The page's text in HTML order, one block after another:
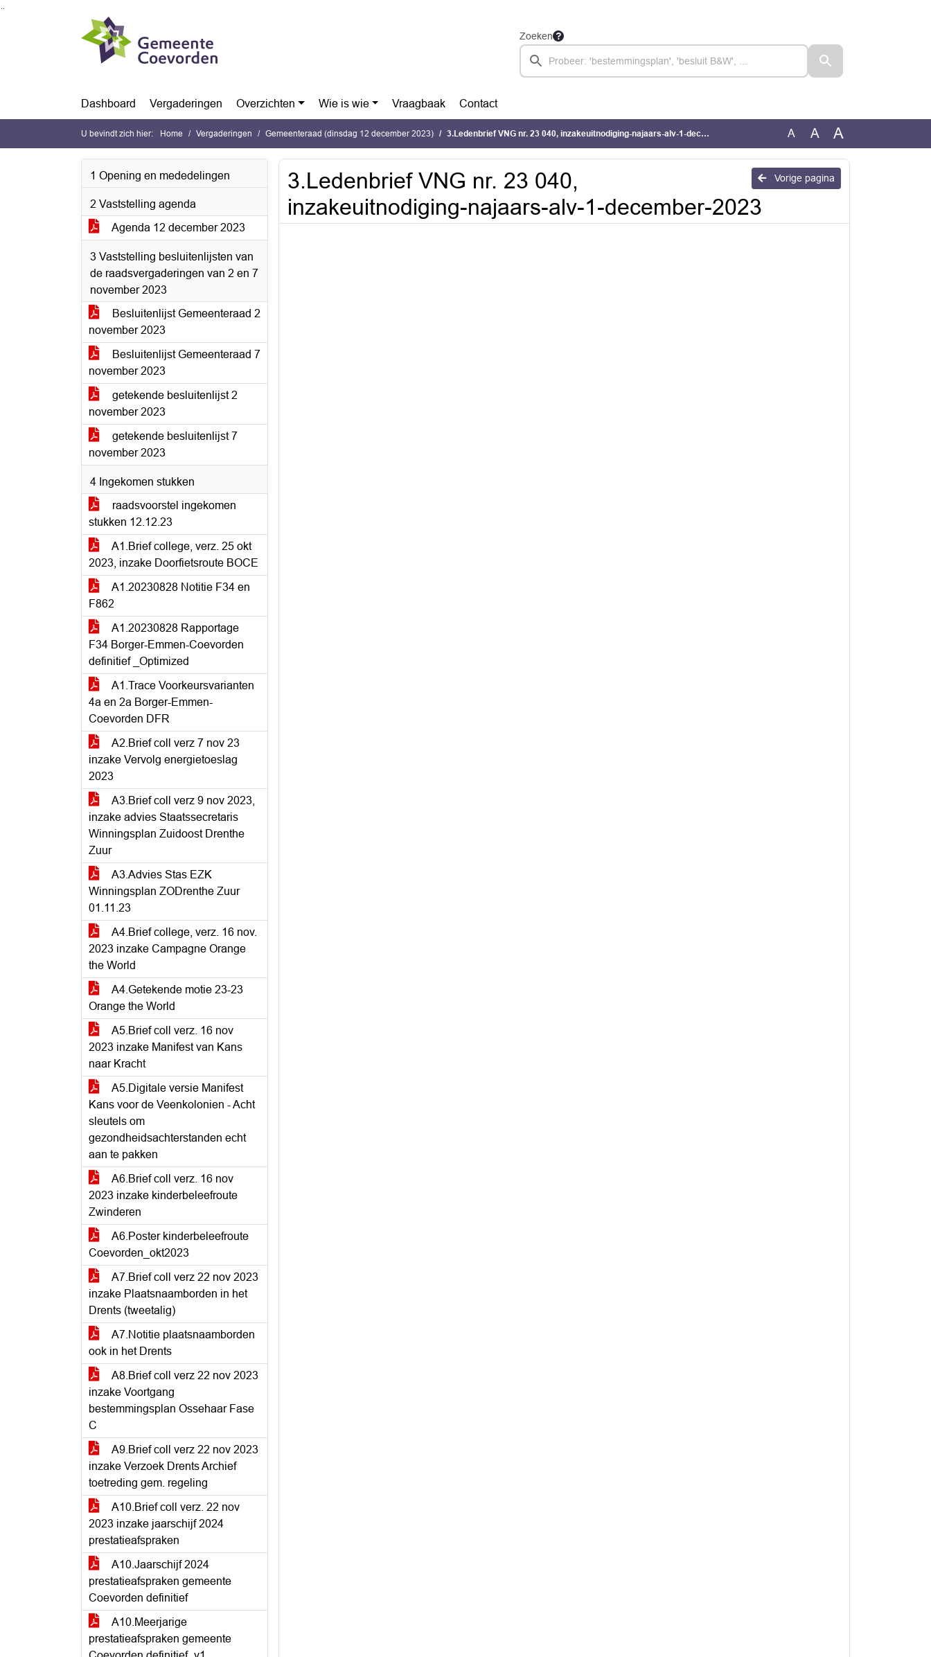
Ga naar de inhoud van deze pagina
Ga naar het zoeken
Ga naar het menu
Zoeken
Dashboard Vergaderingen Overzichten Wie is wie Vraagbaak Contact
U bevindt zich hier: Home Vergaderingen Gemeenteraad (dinsdag 12 december 2023) 3.Ledenbrief VNG nr. 23 040, inzakeuitnodiging-najaars-alv-1-december-2023 A A A
1 Opening en mededelingen
2 Vaststelling agenda
Agenda 12 december 2023
3 Vaststelling besluitenlijsten van
de raadsvergaderingen van 2 en 7
november 2023
Besluitenlijst Gemeenteraad 2
november 2023
Besluitenlijst Gemeenteraad 7
november 2023
getekende besluitenlijst 2
november 2023
getekende besluitenlijst 7
november 2023
4 Ingekomen stukken
raadsvoorstel ingekomen
stukken 12.12.23
A1.Brief college, verz. 25 okt
2023, inzake Doorfietsroute BOCE
A1.20230828 Notitie F34 en
F862
A1.20230828 Rapportage
F34 Borger-Emmen-Coevorden
definitief _Optimized
A1.Trace Voorkeursvarianten
4a en 2a Borger-Emmen-
Coevorden DFR
A2.Brief coll verz 7 nov 23
inzake Vervolg energietoeslag
2023
A3.Brief coll verz 9 nov 2023,
inzake advies Staatssecretaris
Winningsplan Zuidoost Drenthe
Zuur
A3.Advies Stas EZK
Winningsplan ZODrenthe Zuur
01.11.23
A4.Brief college, verz. 16 nov.
2023 inzake Campagne Orange
the World
A4.Getekende motie 23-23
Orange the World
A5.Brief coll verz. 16 nov
2023 inzake Manifest van Kans
naar Kracht
A5.Digitale versie Manifest
Kans voor de Veenkolonien - Acht
sleutels om
gezondheidsachterstanden echt
aan te pakken
A6.Brief coll verz. 16 nov
2023 inzake kinderbeleefroute
Zwinderen
A6.Poster kinderbeleefroute
Coevorden_okt2023
A7.Brief coll verz 22 nov 2023
inzake Plaatsnaamborden in het
Drents (tweetalig)
A7.Notitie plaatsnaamborden
ook in het Drents
A8.Brief coll verz 22 nov 2023
inzake Voortgang
bestemmingsplan Ossehaar Fase
C
A9.Brief coll verz 22 nov 2023
inzake Verzoek Drents Archief
toetreding gem. regeling
A10.Brief coll verz. 22 nov
2023 inzake jaarschijf 2024
prestatieafspraken
A10.Jaarschijf 2024
prestatieafspraken gemeente
Coevorden definitief
A10.Meerjarige
prestatieafspraken gemeente
Vorige pagina
3.Ledenbrief VNG nr. 23 040,
inzakeuitnodiging-najaars-alv-1-december-2023